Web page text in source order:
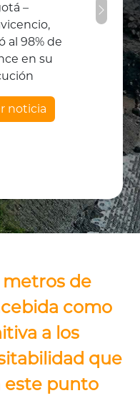
–
al 98% de
en su
noticia
Next
metros de
como
a los
que
este punto